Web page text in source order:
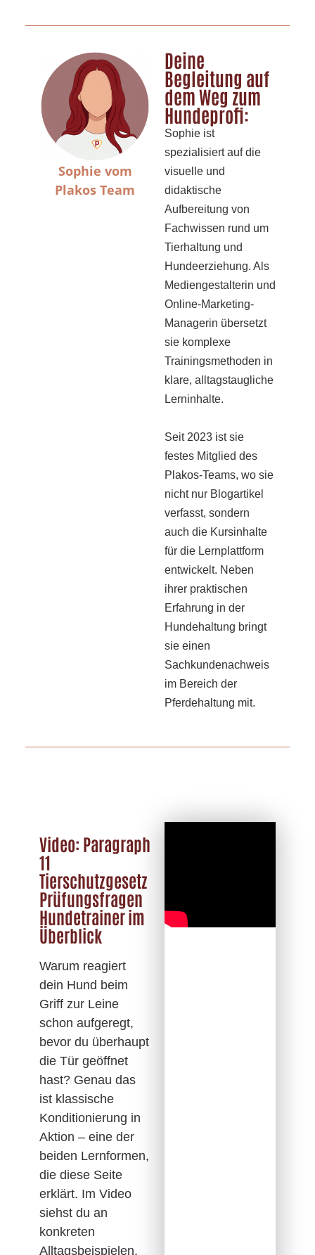
Sophie vom
Plakos Team
Deine
Begleitung auf
dem Weg zum
Hundeprofi:
Sophie ist
spezialisiert auf die
visuelle und
didaktische
Aufbereitung von
Fachwissen rund um
Tierhaltung und
Hundeerziehung. Als
Mediengestalterin und
Online-Marketing-
Managerin übersetzt
sie komplexe
Trainingsmethoden in
klare, alltagstaugliche
Lerninhalte.
Seit 2023 ist sie
festes Mitglied des
Plakos-Teams, wo sie
nicht nur Blogartikel
verfasst, sondern
auch die Kursinhalte
für die Lernplattform
entwickelt. Neben
ihrer praktischen
Erfahrung in der
Hundehaltung bringt
sie einen
Sachkundenachweis
im Bereich der
Pferdehaltung mit.
Video: Paragraph
11
Tierschutzgesetz
Prüfungsfragen
Hundetrainer im
Überblick
Warum reagiert
dein Hund beim
Griff zur Leine
schon aufgeregt,
bevor du überhaupt
die Tür geöffnet
hast? Genau das
ist klassische
Konditionierung in
Aktion – eine der
beiden Lernformen,
die diese Seite
erklärt. Im Video
siehst du an
konkreten
Alltagsbeispielen,